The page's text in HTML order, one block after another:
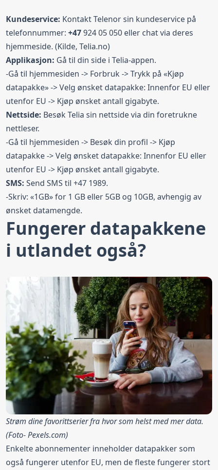
Kundeservice: Kontakt Telenor sin kundeservice på
telefonnummer: +47924 05 050 eller chat via deres
hjemmeside. (Kilde, Telia.no)
Applikasjon: Gå til din side i Telia-appen.
-Gå til hjemmesiden -> Forbruk -> Trykk på «Kjøp
datapakke» -> Velg ønsket datapakke: Innenfor EU eller
utenfor EU -> Kjøp ønsket antall gigabyte.
Nettside: Besøk Telia sin nettside via din foretrukne
nettleser.
-Gå til hjemmesiden -> Besøk din profil -> Kjøp
datapakke -> Velg ønsket datapakke: Innenfor EU eller
utenfor EU -> Kjøp ønsket antall gigabyte.
SMS: Send SMS til +47 1989.
-Skriv: «1GB» for 1 GB eller 5GB og 10GB, avhengig av
ønsket datamengde.
Fungerer datapakkene
i utlandet også?
Strøm dine favorittserier fra hvor som helst med mer data.
(Foto-Pexels.com)
Enkelte abonnementer inneholder datapakker som
også fungerer utenfor EU, men de fleste fungerer stort